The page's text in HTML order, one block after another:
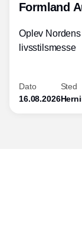
Formland
Oplev
livsstilsmesse
Dato
16.08.2026
Sted